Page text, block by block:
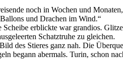
noch in Wochen und
und Drachen im Wind.“
erblickte war grandios.
Schatztruhe zu gleichen.
des Stieres ganz nah. Die
begann abermals. Turin, schon